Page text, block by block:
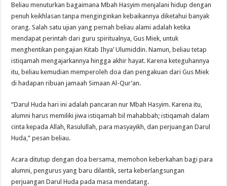
Beliau menuturkan bagaimana Mbah Hasyim menjalani hidup dengan
penuh keikhlasan tanpa menginginkan kebaikannya diketahui banyak
orang. Salah satu ujian yang pernah beliau alami adalah ketika
mendapat perintah dari guru spiritualnya, Gus Miek, untuk
menghentikan pengajian Kitab Ihya’ Ulumiddin. Namun, beliau tetap
istiqamah mengajarkannya hingga akhir hayat. Karena keteguhannya
itu, beliau kemudian memperoleh doa dan pengakuan dari Gus Miek
di hadapan ribuan jamaah Simaan Al-Qur’an.
“Darul Huda hari ini adalah pancaran nur Mbah Hasyim. Karena itu,
alumni harus memiliki jiwa istiqamah bil mahabbah; istiqamah dalam
cinta kepada Allah, Rasulullah, para masyayikh, dan perjuangan Darul
Huda,” pesan beliau.
Acara ditutup dengan doa bersama, memohon keberkahan bagi para
alumni, pengurus yang baru dilantik, serta keberlangsungan
perjuangan Darul Huda pada masa mendatang.